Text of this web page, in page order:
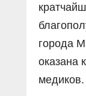
города
оказана
медиков.